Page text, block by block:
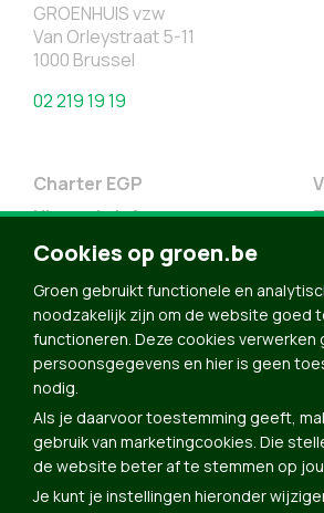
GROENHUIS vzw
Van Orleystraat 5-11
1000 Brussel
02 219 19 19
Charter EGP
Nieuwsbrief
Doe Mee
Contact
Groen in je buurt
Meldpunt
Word lid
Agenda
Bekijk kalender
Verleng je lidmaatschap
Cookies op groen.be
Groen gebruikt functionele en
noodzakelijk zijn om de website goed
functioneren. Deze cookies verwerken
persoonsgegevens en hier is geen
nodig.
Als je daarvoor toestemming geeft,
gebruik van marketingcookies. Die
de website beter af te stemmen op
Je kunt je instellingen hieronder